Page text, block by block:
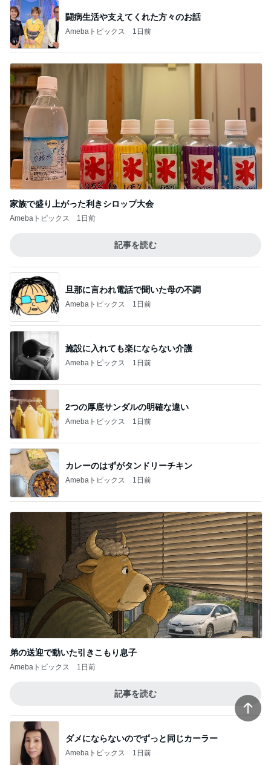
闘病生活や支えてくれた方々のお話
Amebaトピックス 1日前
家族で盛り上がった利きシロップ大会
Amebaトピックス 1日前
記事を読む
旦那に言われ電話で聞いた母の不調
Amebaトピックス 1日前
施設に入れても楽にならない介護
Amebaトピックス 1日前
2つの厚底サンダルの明確な違い
Amebaトピックス 1日前
カレーのはずがタンドリーチキン
Amebaトピックス 1日前
弟の送迎で動いた引きこもり息子
Amebaトピックス 1日前
記事を読む
ダメにならないのでずっと同じカーラー
Amebaトピックス 1日前